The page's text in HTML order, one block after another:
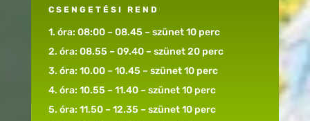
CSENGETÉSI REND
1. óra: 08:00 – 08.45 – szünet 10 perc
2. óra: 08.55 – 09.40 – szünet 20 perc
3. óra: 10.00 – 10.45 – szünet 10 perc
4. óra: 10.55 – 11.40 – szünet 10 perc
5. óra: 11.50 – 12.35 – szünet 10 perc